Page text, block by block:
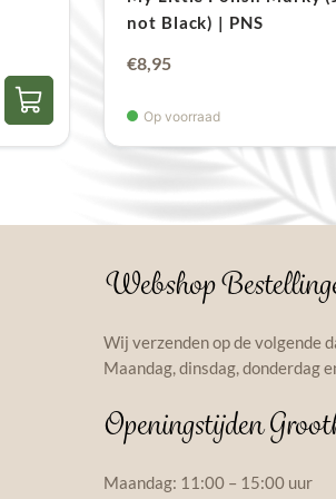
kan de polish
Bewaar
met daglicht.
Sluit de fles
Kleuren &
Let op: door de
licht afwijken van de
goed – in veel
beschikbaar
not Black) | PNS
€8,95
Op voorraad
Webshop
Wij verzenden op de volgende
Maandag, dinsdag, donderdag
Openingstijden
Maandag: 11:00 – 15:00 uur